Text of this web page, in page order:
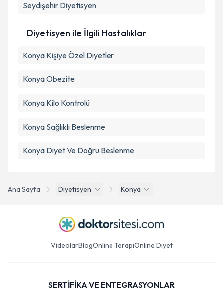
Ana Sayfa Diyetisyen Konya
Seydişehir Diyetisyen
Diyetisyen ile İlgili Hastalıklar
Konya Kişiye Özel Diyetler
Konya Obezite
Konya Kilo Kontrolü
Konya Sağlıklı Beslenme
Konya Diyet Ve Doğru Beslenme
VideolarBlogOnline TerapiOnline Diyet
SERTİFİKA VE ENTEGRASYONLAR